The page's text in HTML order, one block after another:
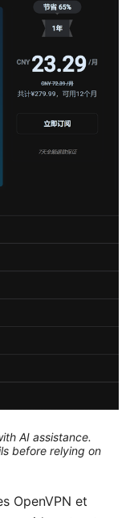
AI assistance.
before relying on
OpenVPN et